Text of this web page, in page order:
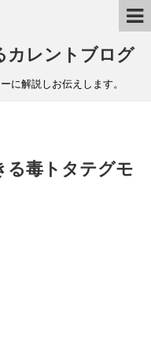
カレントブログ
に解説しお伝えします。
る毒トタテグモ